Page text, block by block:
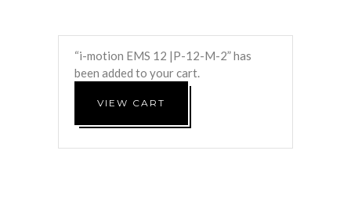
“i-motion EMS 12 |P-12-M-2” has
been added to your cart.
VIEW CART